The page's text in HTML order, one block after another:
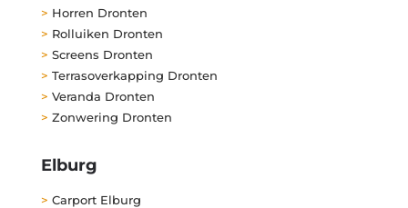
> Horren Dronten
> Rolluiken Dronten
> Screens Dronten
> Terrasoverkapping Dronten
> Veranda Dronten
> Zonwering Dronten
Elburg
> Carport Elburg